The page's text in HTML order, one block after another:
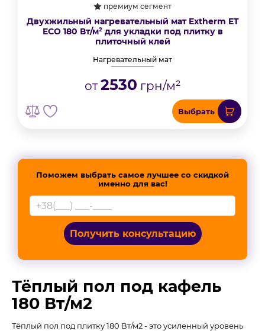
премиум сегмент
Двухжильный нагревательный мат Extherm ET
ECO 180 Вт/м² для укладки под плитку в
плиточный клей
Нагревательный мат
от2530 грн/м²
Выбрать
Поможем выбрать самое лучшее со скидкой
именно для вас!
Получить консультацию
Тёплый пол под кафель
180 Вт/м2
Тёплый пол под плитку 180 Вт/м2 - это усиленный уровень